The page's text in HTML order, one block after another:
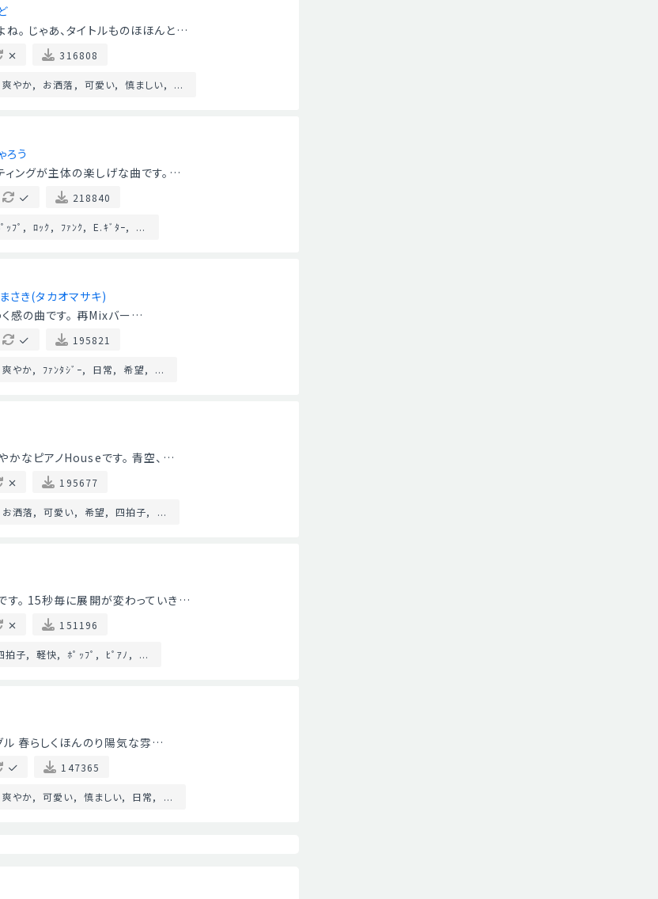
。 じゃあ、タイトルものほほんと…
316808
爽やか お洒落 可愛い 慎ましい ...
ろう
ィングが主体の楽しげな曲です。…
218840
ｯﾌﾟ ﾛｯｸ ﾌｧﾝｸ E.ｷﾞﾀｰ ...
さき(タカオマサキ)
感の曲です。 再Mixバー…
195821
爽やか ﾌｧﾝﾀｼﾞｰ 日常 希望 ...
かなピアノHouseです。 青空、…
195677
お洒落 可愛い 希望 四拍子 ...
す。 15秒毎に展開が変わっていき…
151196
拍子 軽快 ﾎﾟｯﾌﾟ ﾋﾟｱﾉ ...
ル 春らしくほんのり陽気な雰…
147365
爽やか 可愛い 慎ましい 日常 ...